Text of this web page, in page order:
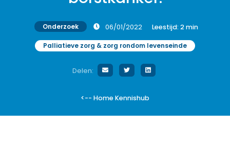
Onderzoek 06/01/2022 Leestijd: 2min
Palliatieve zorg & zorg rondom levenseinde
Delen:
<-- Home Kennishub